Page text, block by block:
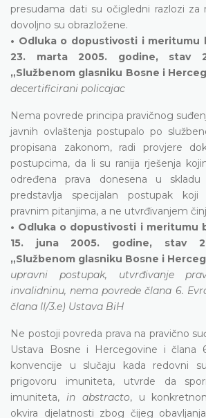
presudama dati su očigledni razlozi za
dovoljno su obrazložene.
• Odluka o dopustivosti i meritumu
23. marta 2005. godine, stav
„Službenom glasniku Bosne i
decertificirani policajac
Nema povrede principa pravičnog
javnih ovlaštenja postupalo po
propisana zakonom, radi provjere
postupcima, da li su ranija rješenja
određena prava donesena u
predstavlja specijalan postupak
pravnim pitanjima, a ne utvrđivanjem
• Odluka o dopustivosti i meritumu
15. juna 2005. godine, stav
„Službenom glasniku Bosne i
upravni postupak, utvrđivanje
invalidninu, nema povrede člana 6.
člana II/3.e) Ustava BiH
Ne postoji povreda prava na pravično
Ustava Bosne i Hercegovine i člana
konvencije u slučaju kada redovni
prigovoru imuniteta, utvrde da
imuniteta, in abstracto, u
okvira djelatnosti zbog čijeg